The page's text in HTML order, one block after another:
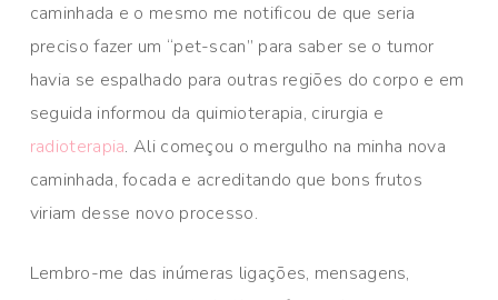
caminhada e o mesmo me notificou de que seria
preciso fazer um “pet-scan” para saber se o tumor
havia se espalhado para outras regiões do corpo e em
seguida informou da quimioterapia, cirurgia e
radioterapia. Ali começou o mergulho na minha nova
caminhada, focada e acreditando que bons frutos
viriam desse novo processo.
Lembro-me das inúmeras ligações, mensagens,